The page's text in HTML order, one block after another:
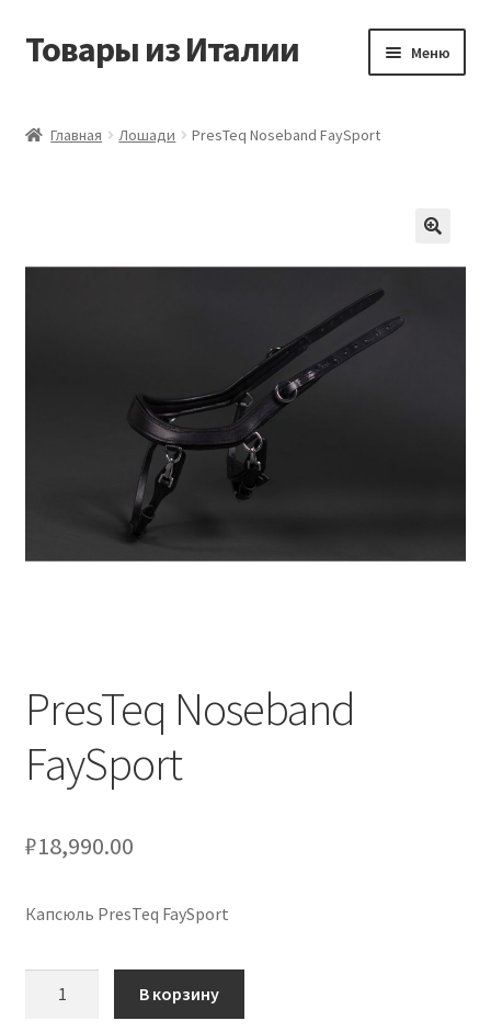
Перейти
Перейти
Товары из Италии Меню
Оставить отзыв
Оформление заказа
Главная Лошади PresTeq Noseband FaySport
PresTeq Noseband
FaySport
₽18,990.00
Капсюль PresTeq FaySport
В корзину